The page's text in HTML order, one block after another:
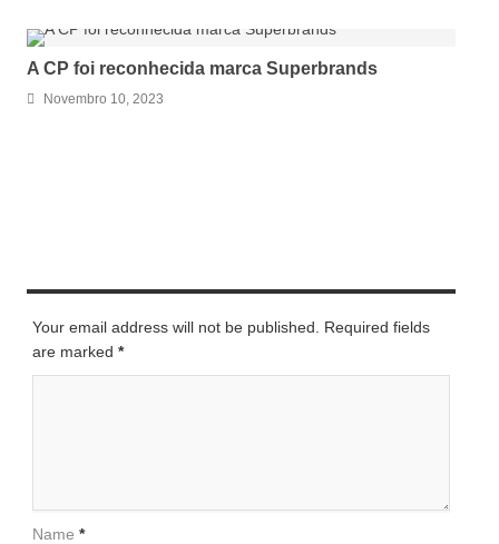
A CP foi reconhecida marca Superbrands
Novembro 10, 2023
Your email address will not be published. Required fields
are marked *
Name *